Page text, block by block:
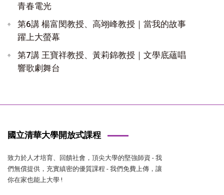
青春電光
第6講 楊富閔教授、高翊峰教授｜當我的故事
躍上大螢幕
第7講 王寶祥教授、黃莉錦教授｜文學底蘊唱
響歌劇舞台
國立清華大學開放式課程
致力於人才培育、回饋社會，頂尖大學的堅強師資 - 我
們無償提供，充實縝密的優質課程 - 我們免費上傳，讓
你在家也能上大學 !